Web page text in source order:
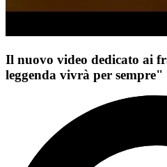
Il nuovo video dedicato ai
leggenda vivrà per sempre"